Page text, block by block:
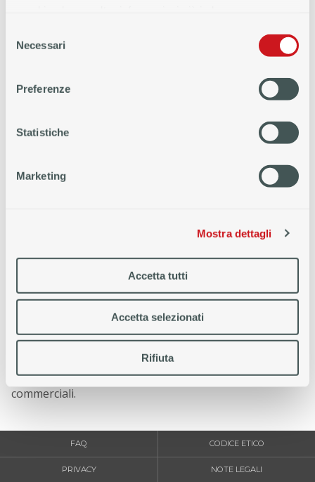
modo automatizzato, dall'utilizzo dei loro servizi.
delNecessari
Preferenze
Statistiche
Marketing
Mostra dettagli
Accetta tutti
Accetta selezionati
Rifiuta
Fax: 0962/616789
PERSONALI
PER
CONVENZIONATI
Agenzia di Fiditalia che, grazie alla professionalità di un
team di consulenti, è in grado di soddisfare le specifiche
esigenze della clientela, proponendo soluzioni su
misura e assistenza costante in ogni fase del
finanziamento. Soluzioni di finanziamento per le
famiglie che includono: Prestiti personali, Cessione del
Quinto dello Stipendio e della Pensione, Leasing,
nonché servizi innovativi per partner ed esercizi
commerciali.
FAQ CODICE ETICO
PRIVACY NOTE LEGALI